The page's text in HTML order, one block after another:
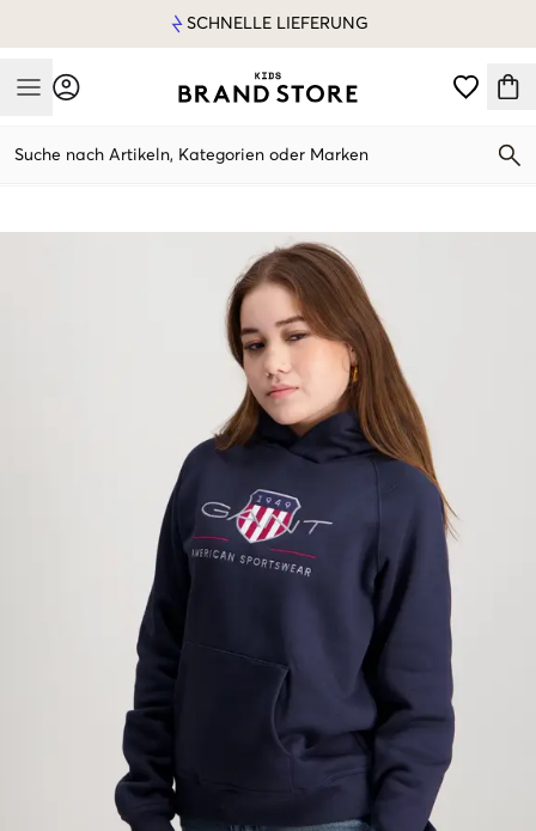
SCHNELLE LIEFERUNG
Mobile Menu
Suche nach Artikeln, Kategorien oder Marken